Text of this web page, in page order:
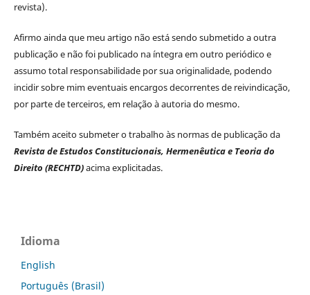
revista).
Afirmo ainda que meu artigo não está sendo submetido a outra
publicação e não foi publicado na íntegra em outro periódico e
assumo total responsabilidade por sua originalidade, podendo
incidir sobre mim eventuais encargos decorrentes de reivindicação,
por parte de terceiros, em relação à autoria do mesmo.
Também aceito submeter o trabalho às normas de publicação da
Revista de Estudos Constitucionais, Hermenêutica e Teoria do
Direito (RECHTD)acima explicitadas.
Idioma
English
Português (Brasil)